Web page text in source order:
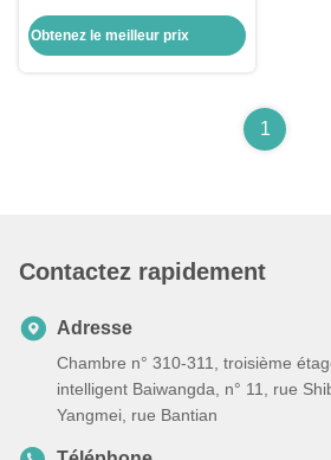
réglable Pour Iwatch
Obtenez le meilleur prix
1
Contactez rapidement
Adresse
Chambre n° 310-311, troisième
intelligent Baiwangda, n° 11, rue
Yangmei, rue Bantian